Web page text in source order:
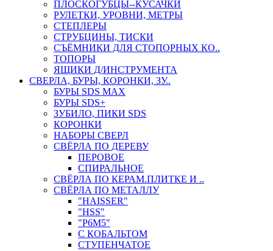
ПЛОСКОГУБЦЫ--КУСАЧКИ
РУЛЕТКИ, УРОВНИ, МЕТРЫ
СТЕПЛЕРЫ
СТРУБЦИНЫ, ТИСКИ
СЪЁМНИКИ ДЛЯ СТОПОРНЫХ КО..
ТОПОРЫ
ЯЩИКИ Д/ИНСТРУМЕНТА
СВЕРЛА, БУРЫ, КОРОНКИ, ЗУ..
БУРЫ SDS MAX
БУРЫ SDS+
ЗУБИЛО, ПИКИ SDS
КОРОНКИ
НАБОРЫ СВЕРЛ
СВЁРЛА ПО ДЕРЕВУ
ПЕРОВОЕ
СПИРАЛЬНОЕ
СВЁРЛА ПО КЕРАМ.ПЛИТКЕ И ..
СВЁРЛА ПО МЕТАЛЛУ
"HAISSER"
"HSS"
"Р6М5"
С КОБАЛЬТОМ
СТУПЕНЧАТОЕ